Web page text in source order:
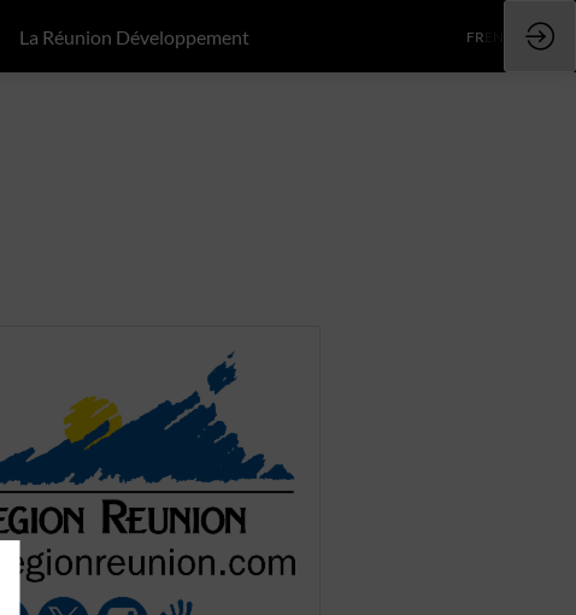
La Réunion Développement FR